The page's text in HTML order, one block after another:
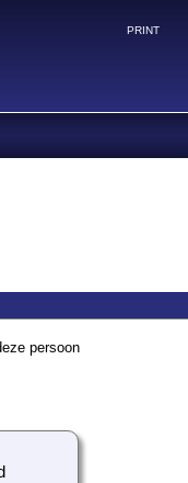
PRINT
persoon